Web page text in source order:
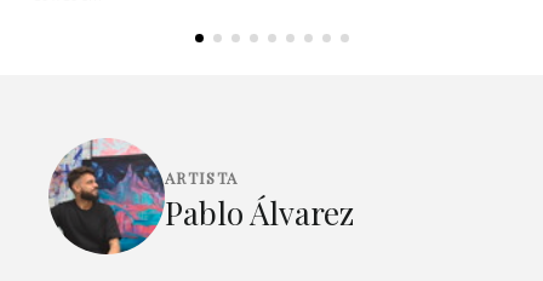
ARTISTA
Pablo Álvarez